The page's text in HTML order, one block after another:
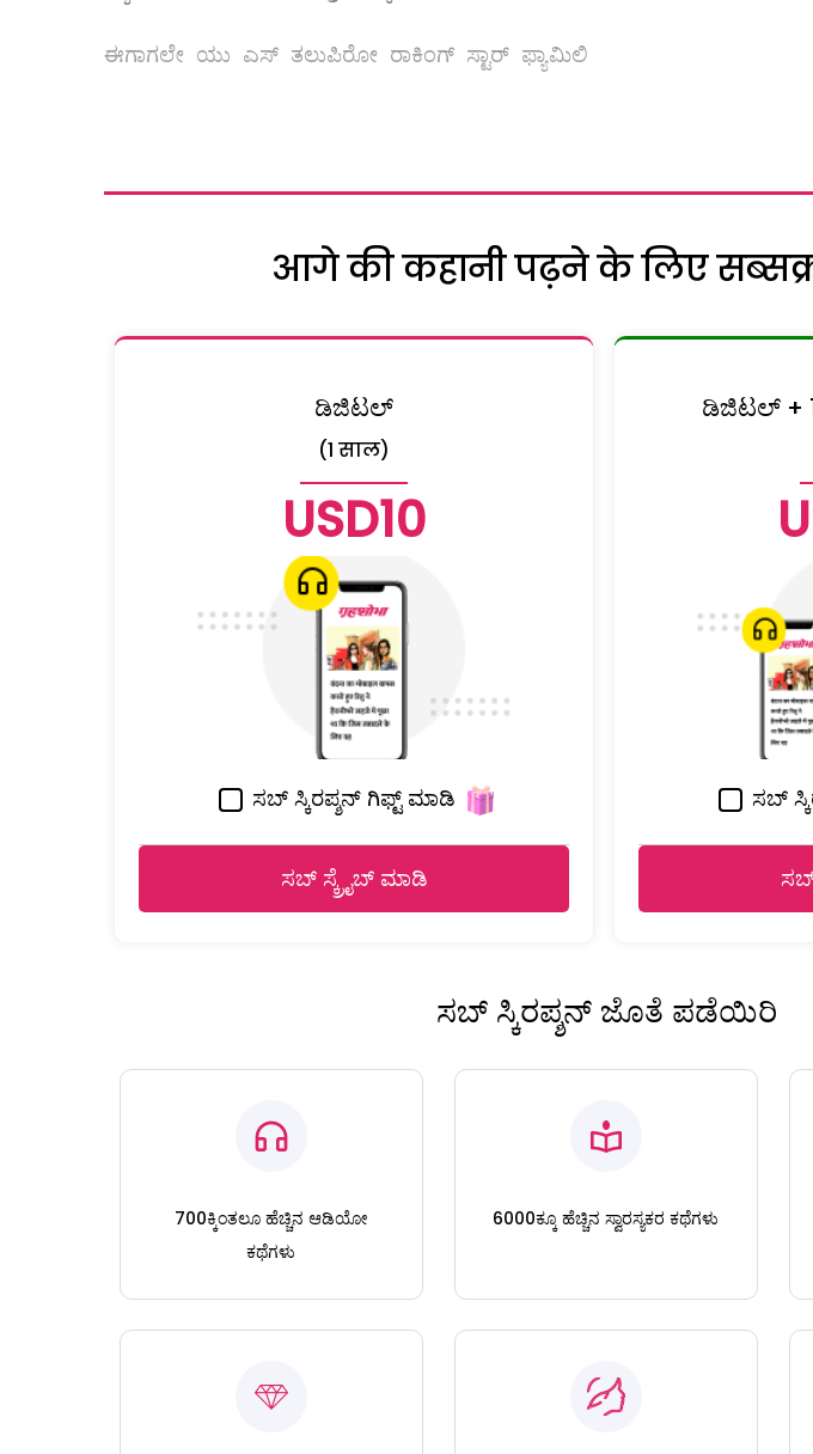
ಈಗಾಗಲೇ ಯು ಎಸ್ ತಲುಪಿರೋ ರಾಕಿಂಗ್ ಸ್ಟಾರ್ ಫ್ಯಾಮಿಲಿ
आगे की कहानी पढ़ने के लिए
ಡಿಜಿಟಲ್
(1 साल)
USD10
ಸಬ್ ಸ್ಕಿರಪ್ಶನ್ ಗಿಫ್ಟ್ ಮಾಡಿ
ಸಬ್ ಸ್ಕ್ರೈಬ್ ಮಾಡಿ
ಡಿಜಿಟಲ್ +
ಸಬ್
ಸಬ್ ಸ್ಕಿರಪ್ಶನ್ ಜೊತೆ ಪಡೆಯಿರಿ
700ಕ್ಕಿಂತಲೂ ಹೆಚ್ಚಿನ ಆಡಿಯೋ
ಕಥೆಗಳು
6000ಕ್ಕೂ ಹೆಚ್ಚಿನ ಸ್ವಾರಸ್ಯಕರ ಕಥೆಗಳು